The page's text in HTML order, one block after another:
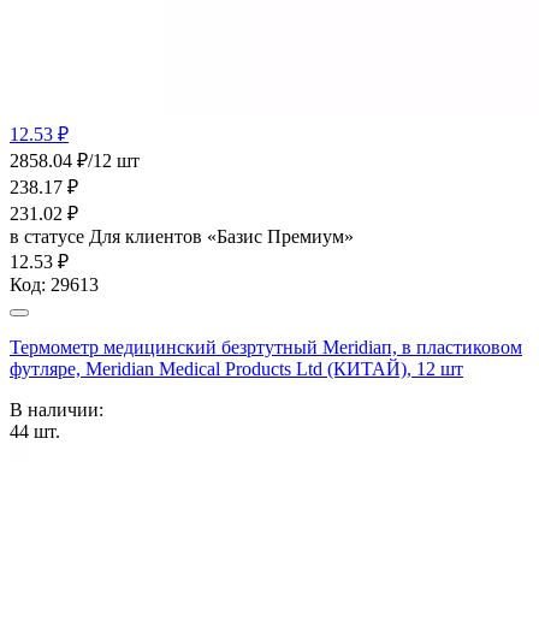
12.53 ₽
2858.04 ₽/12 шт
238.17 ₽
231.02 ₽
в статусе Для клиентов «Базис Премиум»
12.53 ₽
Код: 29613
Термометр медицинский безртутный Меridiап, в пластиковом
футляре, Meridian Medical Products Ltd (КИТАЙ), 12 шт
В наличии:
44 шт.